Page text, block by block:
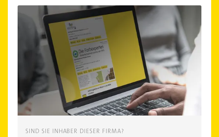
SIND SIE INHABER DIESER FIRMA?